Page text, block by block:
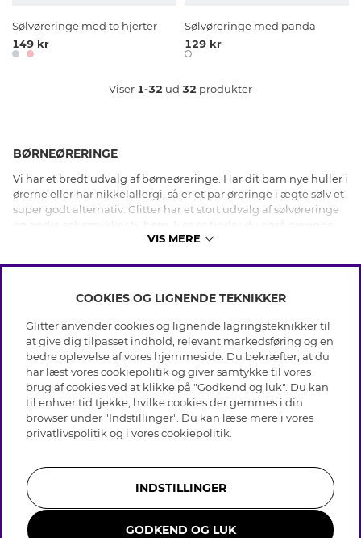
Sølvøreringe med to hjerter
149 kr
Sølvøreringe med panda
129 kr
Viser 1-32 ud 32 produkter
BØRNEØRERINGE
Vi har et bredt udvalg af børneøreringe. Har dit barn nye huller i
ørerne eller har nikkelallergi, så er et par øreringe i ægte sølv et
super godt alternativ. Glitter har et stort udvalg af sølvøreringe
og andre sølvsmykker til børn. Hos os finder du også øreringe
med smileys, annanasser, klisterøreringe, clipsøreringe,
øreringe i sterling sølv med vedhæng, pyntet med glassten til
sortiment, så du kan finde lige netop de smykker, som du
VIS MERE
INFO
Betingelser
Databeskyttelsespolitik
Cookies
Medlemsbetingelser
Job hos Glitter
Tilbagekaldelse
Gavekortsaldo
OM GLITTER
Black Friday
Vores butikker
Virksomhedens historie
Whistleblowing
Presse & Samarbejde
HJÆLP
Ofte stillede spørsmål
Kundeservice
Plejeråd skindhandsker
Størrelsesguide til ringe
Smykker i rustfrit stål
Bliv medlem
COOKIES OG LIGNENDE TEKNIKKER
Glitter anvender cookies og lignende lagringsteknikker til
at give dig tilpasset indhold, relevant markedsføring og en
bedre oplevelse af vores hjemmeside. Du bekræfter, at du
har læst vores cookiepolitik og giver samtykke til vores
brug af cookies ved at klikke på "Godkend og luk". Du kan
til enhver tid tjekke, hvilke cookies der gemmes i din
browser under "Indstillinger". Du kan læse mere i vores
privatlivspolitik og i vorescookiepolitik
INDSTILLINGER
GODKEND OG LUK